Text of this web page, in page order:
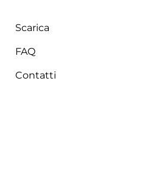
Scarica
FAQ
Contatti